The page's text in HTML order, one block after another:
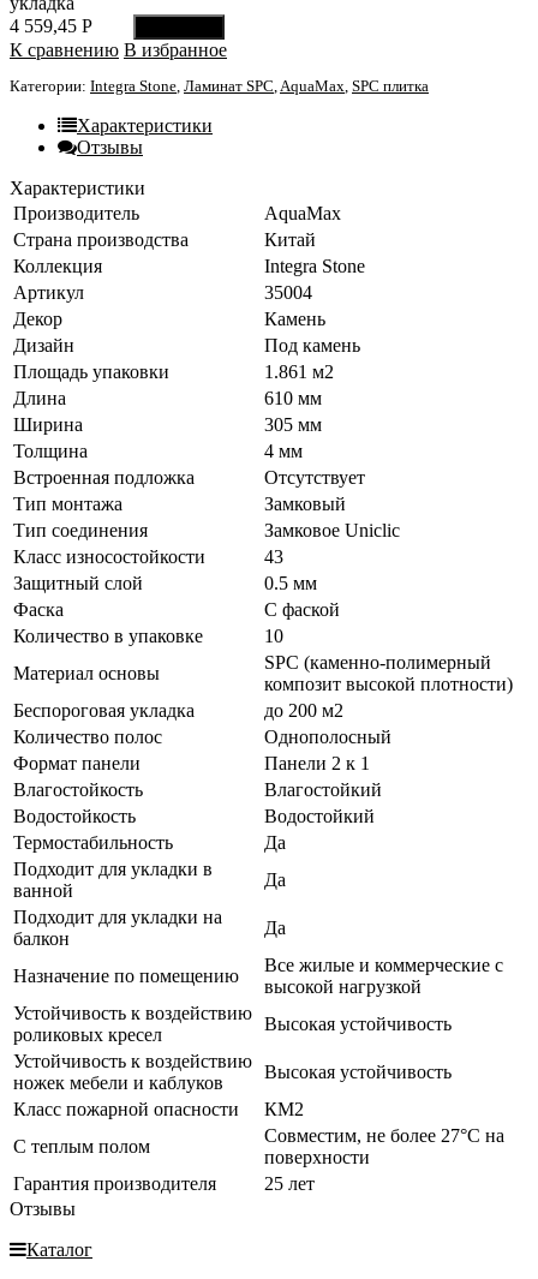
4 559,45 Р
К сравнению В избранное
Категории: Integra Stone, Ламинат SPC,AquaMax, SPC плитка
Характеристики
Отзывы
Характеристики
Производитель
AquaMax
Страна производства
Китай
Коллекция
Integra Stone
Артикул
35004
Декор
Камень
Дизайн
Под камень
Площадь упаковки
1.861 м2
Длина
610 мм
Ширина
305 мм
Толщина
4 мм
Встроенная подложка
Отсутствует
Тип монтажа
Замковый
Тип соединения
Замковое Uniclic
Класс износостойкости
43
Защитный слой
0.5 мм
Фаска
С фаской
Количество в упаковке
10
Материал основы
SPC (каменно-полимерный
композит высокой плотности)
Беспороговая укладка
до 200 м2
Количество полос
Однополосный
Формат панели
Панели 2 к 1
Влагостойкость
Влагостойкий
Водостойкость
Водостойкий
Термостабильность
Да
Подходит для укладки в
ванной
Да
Подходит для укладки на
балкон
Да
Назначение по помещению
Все жилые и коммерческие с
высокой нагрузкой
Устойчивость к воздействию
роликовых кресел
Высокая устойчивость
Устойчивость к воздействию
ножек мебели и каблуков
Высокая устойчивость
Класс пожарной опасности
КМ2
С теплым полом
Совместим, не более 27°C на
поверхности
Гарантия производителя
25 лет
Отзывы
Каталог